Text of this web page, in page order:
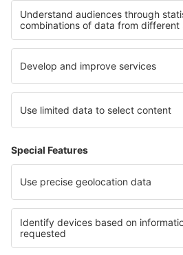
Cele mai bune hoteluri - regiuni
Hoteluri in Malaysian Borneo
Hoteluri in Penang Hoteluri in
Hoteluri in Chiang Rai Hoteluri in